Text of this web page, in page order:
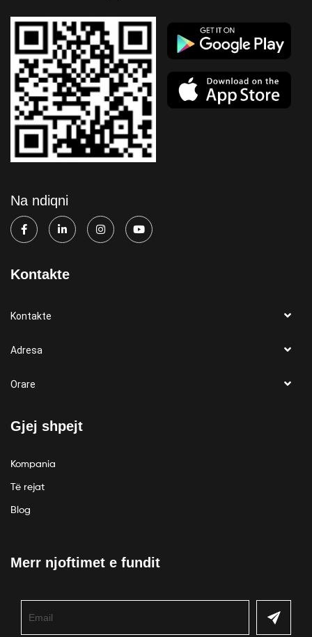
Na ndiqni
Kontakte
Kontakte
Adresa
Orare
Gjej shpejt
Kompania
Të rejat
Blog
Merr njoftimet e fundit